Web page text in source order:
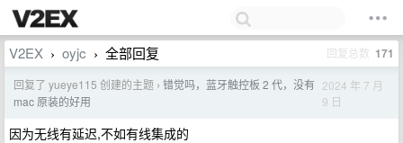
V2EX › oyjc › 全部回复 回复总数 171
回复了 yueye115 创建的主题 › 错觉吗，蓝牙触控板 2 代，没有
mac 原装的好用
2024 年 7 月
9 日
因为无线有延迟,不如有线集成的